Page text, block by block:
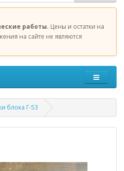
работы. Цены и остатки на
на сайте не являются
блока Г-53